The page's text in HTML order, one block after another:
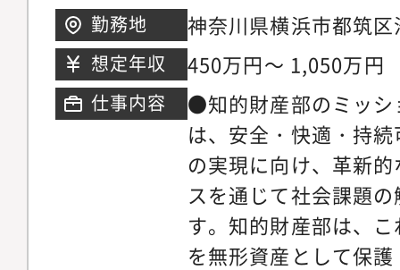
から事業戦略まで、
チェーン全体を見渡
とが可能です。
勤務地 神奈川県横浜市都筑
想定年収 450万円～ 1,050万円
仕事内容
●知的財産部のミッシ
は、安全・快適・持
の実現に向け、革新
スを通じて社会課題
す。知的財産部は、
を無形資産として保